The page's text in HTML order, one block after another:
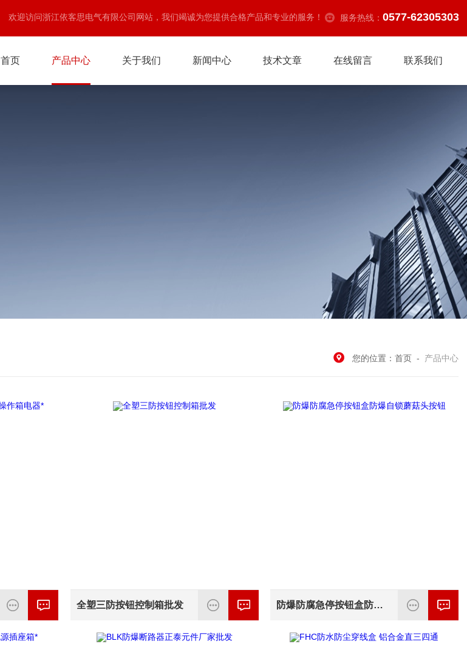
欢迎访问浙江依客思电气有限公司网站，我们竭诚为您提供合格产品和专业的服务！ 服务热线： 0577-62305303
首页 产品中心 关于我们 新闻中心 技术文章 在线留言 联系我们
您的位置： 首页 - 产品中心
全塑三防按钮控制箱批发 防爆防腐急停按钮盒防爆自锁蘑菇头按钮